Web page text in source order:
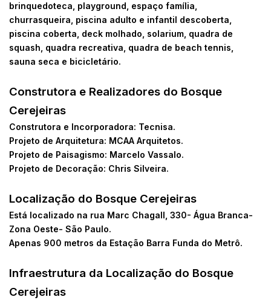
brinquedoteca, playground, espaço família,
churrasqueira, piscina adulto e infantil descoberta,
piscina coberta, deck molhado, solarium, quadra de
squash, quadra recreativa, quadra de beach tennis,
sauna seca e bicicletário.
Construtora e Realizadores do Bosque
Cerejeiras
Construtora e Incorporadora: Tecnisa.
Projeto de Arquitetura: MCAA Arquitetos.
Projeto de Paisagismo: Marcelo Vassalo.
Projeto de Decoração: Chris Silveira.
Localização do Bosque Cerejeiras
Está localizado na rua Marc Chagall, 330- Água Branca-
Zona Oeste- São Paulo.
Apenas 900 metros da Estação Barra Funda do Metrô.
Infraestrutura da Localização do Bosque
Cerejeiras